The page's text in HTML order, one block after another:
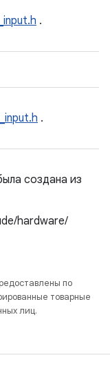
.
.
создана из
hardware/
по
товарные
лиц.